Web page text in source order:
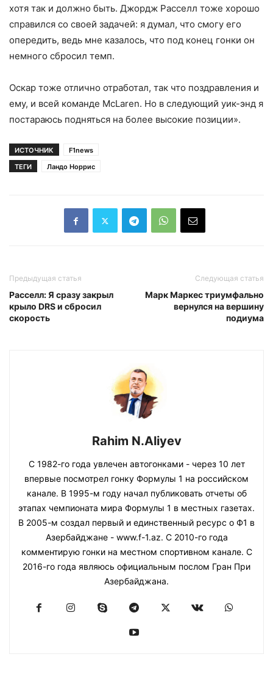
хотя так и должно быть. Джордж Расселл тоже хорошо
справился со своей задачей: я думал, что смогу его
опередить, ведь мне казалось, что под конец гонки он
немного сбросил темп.
Оскар тоже отлично отработал, так что поздравления и
ему, и всей команде McLaren. Но в следующий уик-энд я
постараюсь подняться на более высокие позиции».
ИСТОЧНИК
F1news
ТЕГИ
Ландо Норрис
Предыдущая статья
Расселл: Я сразу закрыл
крыло DRS и сбросил
скорость
Следующая статья
Марк Маркес триумфально
вернулся на вершину
подиума
Rahim N.Aliyev
С 1982-го года увлечен автогонками - через 10 лет
впервые посмотрел гонку Формулы 1 на российском
канале. В 1995-м году начал публиковать отчеты об
этапах чемпионата мира Формулы 1 в местных газетах.
В 2005-м создал первый и единственный ресурс о Ф1 в
Азербайджане - www.f-1.az. С 2010-го года
комментирую гонки на местном спортивном канале. С
2016-го года являюсь официальным послом Гран При
Азербайджана.